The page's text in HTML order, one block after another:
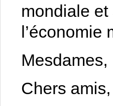
mondiale et
l’économie
Mesdames,
Chers amis,